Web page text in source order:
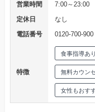
営業時間
7:00～23:00
定休日
なし
電話番号
0120-700-900
特徴
食事指導あり
無料カウン
女性もおす